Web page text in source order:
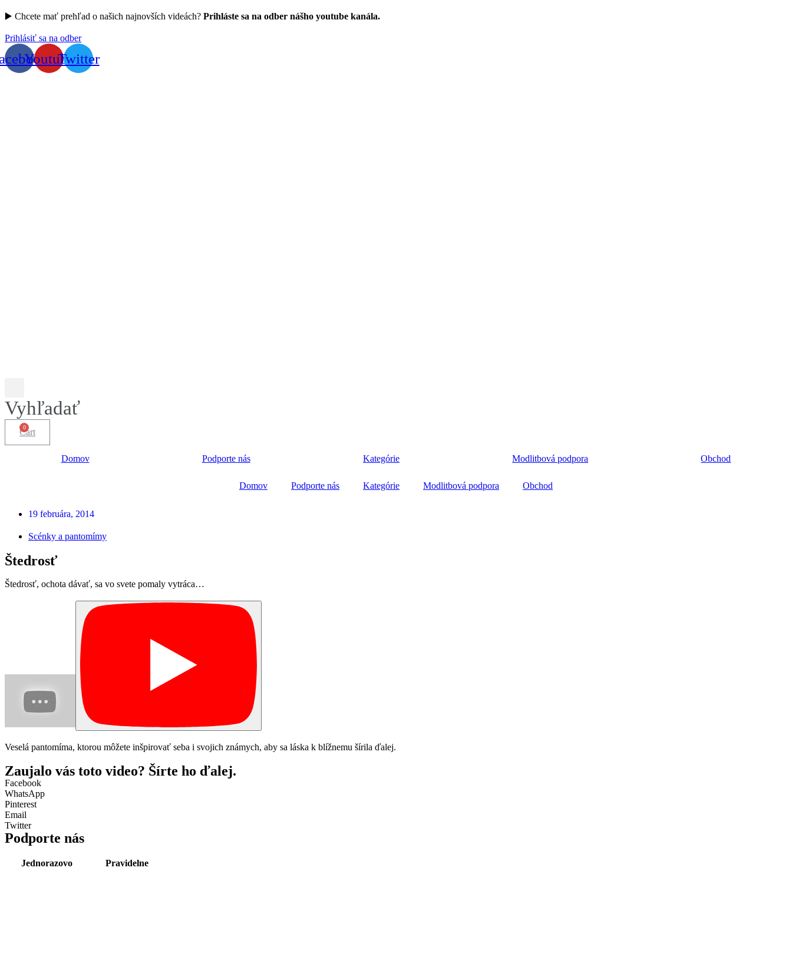
▶️ Chcete mať prehľad o našich najnovších videách? Prihláste sa na odber nášho youtube kanála.
Prihlásiť sa na odber
YoutubeTwitter
Vyhľadať
Cart
Domov Podporte nás Kategórie Modlitbová podpora Obchod
Domov Podporte nás Kategórie Modlitbová podpora Obchod
19 februára, 2014
Scénky a pantomímy
Štedrosť
Štedrosť, ochota dávať, sa vo svete pomaly vytráca…
Veselá pantomíma, ktorou môžete inšpirovať seba i svojich známych, aby sa láska k blížnemu šírila ďalej.
Zaujalo vás toto video? Šírte ho ďalej.
Facebook
WhatsApp
Pinterest
Email
Twitter
Podporte nás
Jednorazovo Pravidelne